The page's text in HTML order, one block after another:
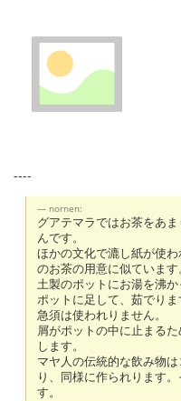
----
nornen:
グアテマラではお茶をあ
んです。
ほかの文化で漉し紙が使
のお茶の用意に似ています
土製のポットにお湯を沸
ポットに足して、茹でりま
急須は使われりません。
屑がポットの中に止まる
します。
マヤ人の伝統的な飲み物
り、同様に作られります
す。